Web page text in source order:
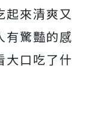
起來清爽又
有驚豔的感
大口吃了什